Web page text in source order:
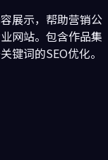
展示，帮助营销公
网站。包含作品集
键词的SEO优化。